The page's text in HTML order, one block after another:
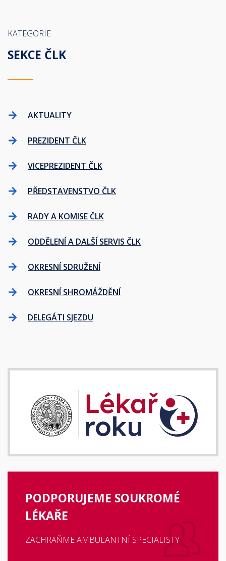
KATEGORIE
SEKCE ČLK
AKTUALITY
PREZIDENT ČLK
VICEPREZIDENT ČLK
PŘEDSTAVENSTVO ČLK
RADY A KOMISE ČLK
ODDĚLENÍ A DALŠÍ SERVIS ČLK
OKRESNÍ SDRUŽENÍ
OKRESNÍ SHROMÁŽDĚNÍ
DELEGÁTI SJEZDU
PODPORUJEME SOUKROMÉ
LÉKAŘE
ZACHRAŇME AMBULANTNÍ SPECIALISTY